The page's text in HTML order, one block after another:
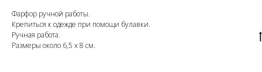
Фарфор ручной работы.
Крепиться к одежде при помощи булавки.
Ручная работа.
Размеры около 6,5 х 8 см.